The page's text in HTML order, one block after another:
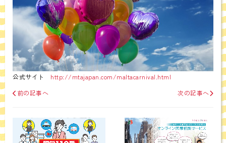
公式サイト http://mtajapan.com/maltacarnival.html
前の記事へ
次の記事へ